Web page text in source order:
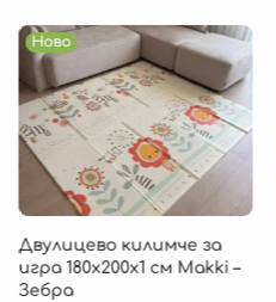
Ново
Двулицево килимче за
игра 180х200х1 см Makki –
Зебра